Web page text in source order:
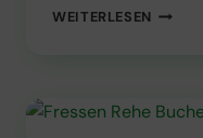
WEITERLESEN WELCHE